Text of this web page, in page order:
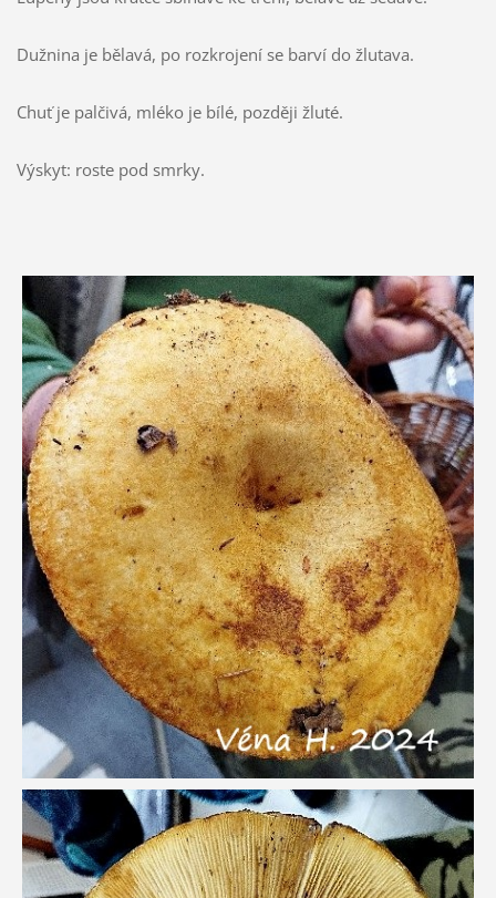
Dužnina je bělavá, po rozkrojení se barví do žlutava.
Chuť je palčivá, mléko je bílé, později žluté.
Výskyt: roste pod smrky.